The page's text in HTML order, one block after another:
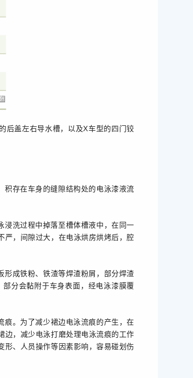
后盖左右导水槽，以及X车型的四门铰
积存在车身的缝隙结构处的电泳漆液流
浸洗过程中掉落至槽体槽液中，在同一
严，间隙过大，在电泳烘房烘烤后，腔
形成铁粉、铁渣等焊渣粉屑，部分焊渣
分会黏附于车身表面，经电泳漆膜覆
。为了减少裙边电泳流痕的产生，在
边，减少电泳打磨处理电泳流痕的工作
形、人员操作等因素影响，容易碰划伤